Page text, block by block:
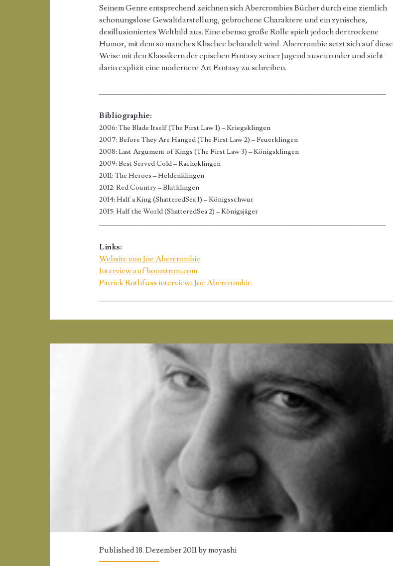
Seinem Genre entsprechend zeichnen sich Abercrombies Bücher durch eine ziemlich
schonungslose Gewaltdarstellung, gebrochene Charaktere und ein zynisches,
desillusioniertes Weltbild aus. Eine ebenso große Rolle spielt jedoch der trockene
Humor, mit dem so manches Klischee behandelt wird. Abercrombie setzt sich auf diese
Weise mit den Klassikern der epischen Fantasy seiner Jugend auseinander und sieht
darin explizit eine modernere Art Fantasy zu schreiben.
________________________________________________________________
Bibliographie:
2006: The Blade Itself (The First Law 1) – Kriegsklingen
2007: Before They Are Hanged (The First Law 2) – Feuerklingen
2008: Last Argument of Kings (The First Law 3) – Königsklingen
2009: Best Served Cold – Racheklingen
2011: The Heroes – Heldenklingen
2012: Red Country – Blutklingen
2014: Half a King (ShatteredSea 1) – Königsschwur
2015: Half the World (ShatteredSea 2) – Königsjäger
________________________________________________________________
Links:
Website von Joe Abercrombie
Interview auf boomtrom.com
Patrick Rothfuss interviewt Joe Abercrombie
Published 18. Dezember 2011 bymoyashi